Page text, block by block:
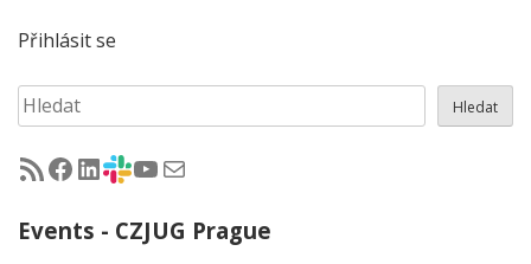
Přihlásit se
Hledat Hledat
RSS - články na jug.cz
Facebook skupina Czech Java User Group
LinkedIn skupina Czech Java User Group
CZJUG Slack fórum
CZJUG YouTube kanálCZJUG email
Events - CZJUG Prague